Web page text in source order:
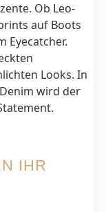
Ob Leo-
auf Boots
Eyecatcher.
Looks. In
wird der
IHR